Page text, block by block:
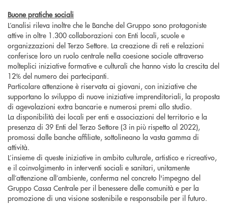
Buone pratiche sociali
L’analisi rileva inoltre che le Banche del Gruppo sono protagoniste
attive in oltre 1.300 collaborazioni con Enti locali, scuole e
organizzazioni del Terzo Settore. La creazione di reti e relazioni
conferisce loro un ruolo centrale nella coesione sociale attraverso
molteplici iniziative formative e culturali che hanno visto la crescita del
12% del numero dei partecipanti.
Particolare attenzione è riservata ai giovani, con iniziative che
supportano lo sviluppo di nuove iniziative imprenditoriali, la proposta
di agevolazioni extra bancarie e numerosi premi allo studio.
La disponibilità dei locali per enti e associazioni del territorio e la
presenza di 39 Enti del Terzo Settore (3 in più rispetto al 2022),
promossi dalle banche affiliate, sottolineano la vasta gamma di
attività.
L’insieme di queste iniziative in ambito culturale, artistico e ricreativo,
e il coinvolgimento in interventi sociali e sanitari, unitamente
all’attenzione all’ambiente, conferma nel concreto l'impegno del
Gruppo Cassa Centrale per il benessere delle comunità e per la
promozione di una visione sostenibile e responsabile per il futuro.